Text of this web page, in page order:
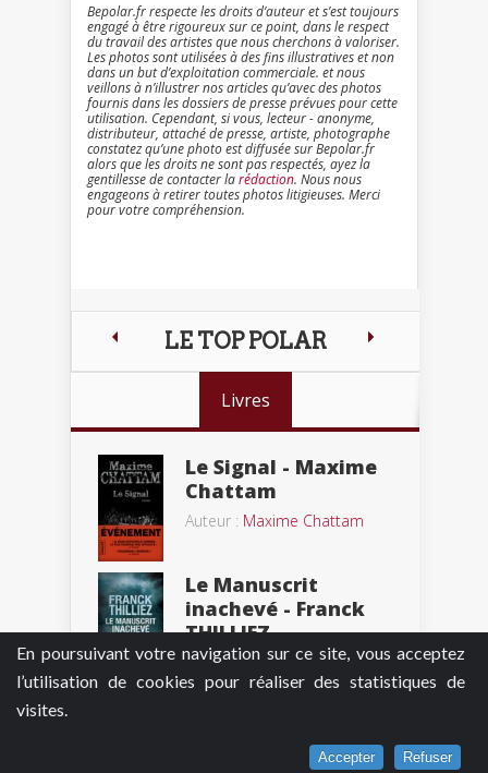
En poursuivant votre navigation sur ce site, vous acceptez
l’utilisation de cookies pour réaliser des statistiques de
visites.
Accepter Refuser
Bepolar.fr respecte les droits d’auteur et s’est toujours
engagé à être rigoureux sur ce point, dans le respect
du travail des artistes que nous cherchons à valoriser.
Les photos sont utilisées à des fins illustratives et non
dans un but d’exploitation commerciale. et nous
veillons à n’illustrer nos articles qu’avec des photos
fournis dans les dossiers de presse prévues pour cette
utilisation. Cependant, si vous, lecteur - anonyme,
distributeur, attaché de presse, artiste, photographe
constatez qu’une photo est diffusée sur Bepolar.fr
alors que les droits ne sont pas respectés, ayez la
gentillesse de contacter larédaction. Nous nous
engageons à retirer toutes photos litigieuses. Merci
pour votre compréhension.
LE TOP POLAR
Livres
Le Signal - Maxime
Chattam
Auteur : Maxime Chattam
Le Manuscrit
inachevé - Franck
THILLIEZ
Auteur :Franck Thilliez
Puzzle - Franck
Franck Thilliez